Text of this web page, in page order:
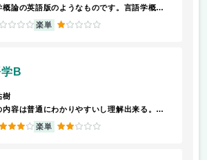
言語学概論の英語版のようなものです。言語学概論を取っていた方は学びやすいと思います。毎回の授業で資料が配られ、その資料に反って英語で講義が進みます。普通にぺらぺら話されるので英語の聞き取り能力に不安がある人にはおすすめしません。学期中にパワーポイントを用いた発表は3回あります。欠席回数は3回までの先生独自の制限がありかなり厳しめです。宿題などはある時もありますが基本は指定されたプリントの範囲を読んだり簡単なクイズを事前にやってくるくらいです。出席は点呼でとるものでGlexaはほとんどっかいません。生徒と先生の認識の食い違いが多く見られ不安に思う生徒がたた見られた印象です。
楽単 1
学B
樹
授業の内容は普通にわかりやすいし理解出来る。興味深い内容もあると感じた。課題もたまにあるけど難しくないし、作業という感じ。期限も長いのでそこは心配無用。しかし、期末レポートはまず何を調べるかから始まるので、難しすぎるし大変だし年代と出身地つきのアンケートを自分で取らなければいけないし文字数もそこそこある(2500)のでとりあえず大変。一番苦労した。
楽単 2